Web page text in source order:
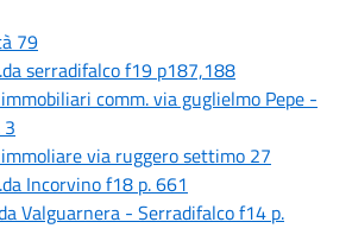
79
serradifalco f19 p187,188
comm. via guglielmo Pepe -
via ruggero settimo 27
Incorvino f18 p. 661
Valguarnera - Serradifalco f14 p.